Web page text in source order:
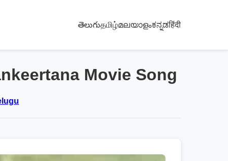
తెలుగుதமிழ்മലയാളംಕನ್ನಡहिंदी
Movie Song